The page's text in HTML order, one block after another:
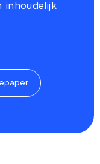
inhoudelijk